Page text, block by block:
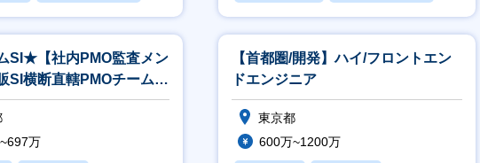
賞与あり
SI★【社内PMO監査メン
SI横断直轄PMOチーム／
万
【首都圏/開発】ハイ/フロントエン
ドエンジニア
東京都
600万~1200万